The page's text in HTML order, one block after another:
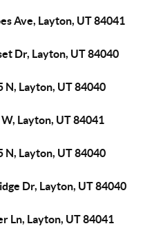
Ave, Layton, UT 84041
Dr, Layton, UT 84040
N, Layton, UT 84040
Layton, UT 84041
N, Layton, UT 84040
Dr, Layton, UT 84040
Ln, Layton, UT 84041